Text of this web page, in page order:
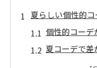
夏らしい個性的
個性的コー
夏コーデで
清潔感と個